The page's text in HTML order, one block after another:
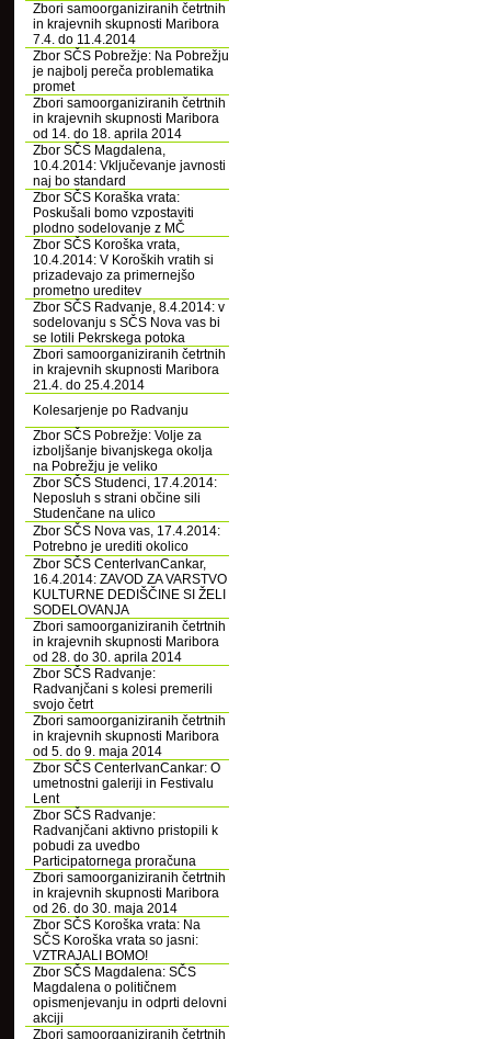
Zbori samoorganiziranih četrtnih
in krajevnih skupnosti Maribora
7.4. do 11.4.2014
Zbor SČS Pobrežje: Na Pobrežju
je najbolj pereča problematika
promet
Zbori samoorganiziranih četrtnih
in krajevnih skupnosti Maribora
od 14. do 18. aprila 2014
Zbor SČS Magdalena,
10.4.2014: Vključevanje javnosti
naj bo standard
Zbor SČS Koraška vrata:
Poskušali bomo vzpostaviti
plodno sodelovanje z MČ
Zbor SČS Koroška vrata,
10.4.2014: V Koroških vratih si
prizadevajo za primernejšo
prometno ureditev
Zbor SČS Radvanje, 8.4.2014: v
sodelovanju s SČS Nova vas bi
se lotili Pekrskega potoka
Zbori samoorganiziranih četrtnih
in krajevnih skupnosti Maribora
21.4. do 25.4.2014
Kolesarjenje po Radvanju
Zbor SČS Pobrežje: Volje za
izboljšanje bivanjskega okolja
na Pobrežju je veliko
Zbor SČS Studenci, 17.4.2014:
Neposluh s strani občine sili
Studenčane na ulico
Zbor SČS Nova vas, 17.4.2014:
Potrebno je urediti okolico
Zbor SČS CenterIvanCankar,
16.4.2014: ZAVOD ZA VARSTVO
KULTURNE DEDIŠČINE SI ŽELI
SODELOVANJA
Zbori samoorganiziranih četrtnih
in krajevnih skupnosti Maribora
od 28. do 30. aprila 2014
Zbor SČS Radvanje:
Radvanjčani s kolesi premerili
svojo četrt
Zbori samoorganiziranih četrtnih
in krajevnih skupnosti Maribora
od 5. do 9. maja 2014
Zbor SČS CenterIvanCankar: O
umetnostni galeriji in Festivalu
Lent
Zbor SČS Radvanje:
Radvanjčani aktivno pristopili k
pobudi za uvedbo
Participatornega proračuna
Zbori samoorganiziranih četrtnih
in krajevnih skupnosti Maribora
od 26. do 30. maja 2014
Zbor SČS Koroška vrata: Na
SČS Koroška vrata so jasni:
VZTRAJALI BOMO!
Zbor SČS Magdalena: SČS
Magdalena o političnem
opismenjevanju in odprti delovni
akciji
Zbori samoorganiziranih četrtnih